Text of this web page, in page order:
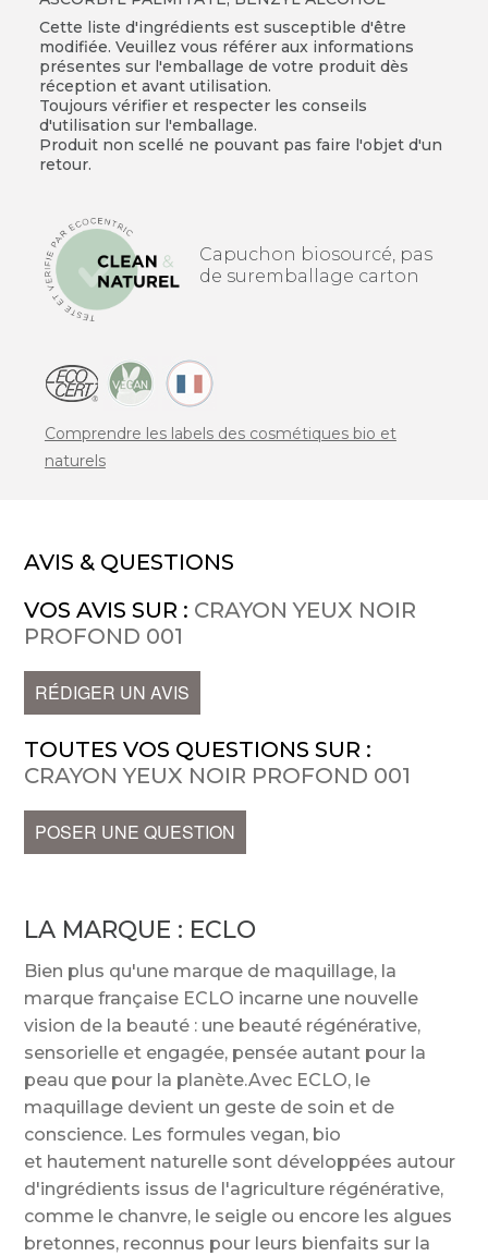
Cette liste d'ingrédients est susceptible d'être
modifiée. Veuillez vous référer aux informations
présentes sur l'emballage de votre produit dès
réception et avant utilisation.
Toujours vérifier et respecter les conseils
d'utilisation sur l'emballage.
Produit non scellé ne pouvant pas faire l'objet d'un
retour.
Capuchon biosourcé, pas
de suremballage carton
Comprendre les labels des cosmétiques bio et
naturels
AVIS & QUESTIONS
VOS AVIS SUR : CRAYON YEUX NOIR
PROFOND 001
RÉDIGER UN AVIS
TOUTES VOS QUESTIONS SUR :
CRAYON YEUX NOIR PROFOND 001
POSER UNE QUESTION
LA MARQUE : ECLO
Bien plus qu'une marque de maquillage, la
marque française ECLO incarne une nouvelle
vision de la beauté : une beauté régénérative,
sensorielle et engagée, pensée autant pour la
peau que pour la planète.Avec ECLO, le
maquillage devient un geste de soin et de
conscience. Les formules vegan, bio
et hautement naturelle sont développées autour
d'ingrédients issus de l'agriculture régénérative,
comme le chanvre, le seigle ou encore les algues
bretonnes, reconnus pour leurs bienfaits sur la